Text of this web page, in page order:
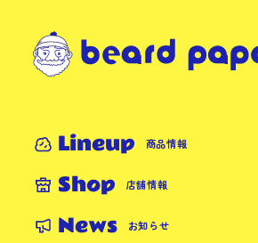
Lineup 商品情報
Shop 店舗情報
News お知らせ